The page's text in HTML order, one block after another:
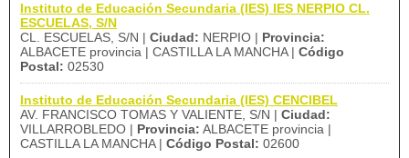
Instituto de Educación Secundaria (IES) IES NERPIO CL.
ESCUELAS, S/N
CL. ESCUELAS, S/N | Ciudad: NERPIO | Provincia:
ALBACETE provincia | CASTILLA LA MANCHA | Código
Postal: 02530
Instituto de Educación Secundaria (IES) CENCIBEL
AV. FRANCISCO TOMAS Y VALIENTE, S/N | Ciudad:
VILLARROBLEDO | Provincia: ALBACETE provincia |
CASTILLA LA MANCHA | Código Postal: 02600